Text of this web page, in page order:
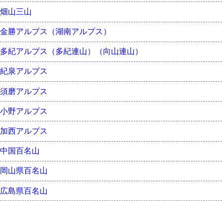
畑山三山
金勝アルプス（湖南アルプス）
多紀アルプス（多紀連山）（向山連山）
紀泉アルプス
須磨アルプス
小野アルプス
加西アルプス
中国百名山
岡山県百名山
広島県百名山